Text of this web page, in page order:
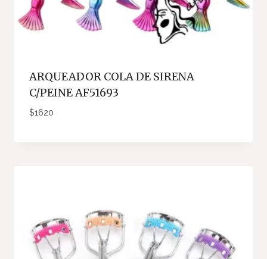
ARQUEADOR COLA DE SIRENA
C/PEINE AF51693
$1620